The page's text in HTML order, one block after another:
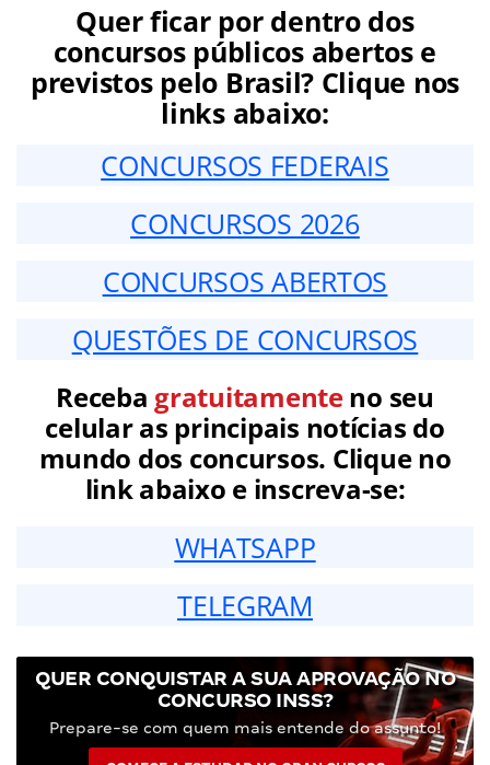
Quer ficar por dentro dos
concursos públicos abertos e
previstos pelo Brasil? Clique nos
links abaixo:
CONCURSOS FEDERAIS
CONCURSOS 2026
CONCURSOS ABERTOS
QUESTÕES DE CONCURSOS
Receba gratuitamenteno seu
celular as principais notícias do
mundo dos concursos. Clique no
link abaixo e inscreva-se:
WHATSAPP
TELEGRAM
QUER CONQUISTAR A SUA APROVAÇÃO NO
CONCURSO INSS?
Prepare-se com quem mais entende do assunto!